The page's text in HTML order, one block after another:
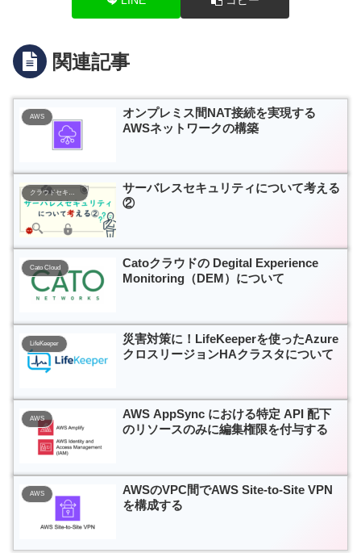
関連記事
AWS
オンプレミス間NAT接続を実現する
AWSネットワークの構築
クラウドセキュリティ
サーバレスセキュリティについて考える
②
Cato Cloud
Catoクラウドの Degital Experience
Monitoring（DEM）について
LifeKeeper
災害対策に！LifeKeeperを使ったAzure
クロスリージョンHAクラスタについて
AWS
AWS AppSync における特定 API 配下
のリソースのみに編集権限を付与する
AWS
AWSのVPC間でAWS Site-to-Site VPN
を構成する